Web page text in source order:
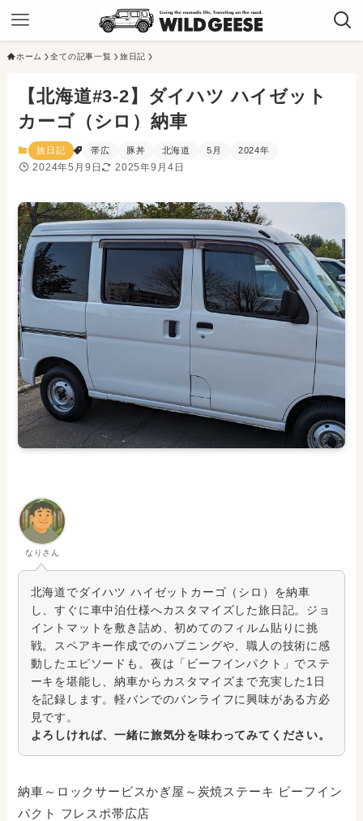
ホーム 全ての記事一覧 旅日記
【北海道#3-2】ダイハツ ハイゼット
カーゴ（シロ）納車
旅日記 帯広 豚丼 北海道 5月 2024年
2024年5月9日 2025年9月4日
なりさん
北海道でダイハツ ハイゼットカーゴ（シロ）を納車
し、すぐに車中泊仕様へカスタマイズした旅日記。ジョ
イントマットを敷き詰め、初めてのフィルム貼りに挑
戦。スペアキー作成でのハプニングや、職人の技術に感
動したエピソードも。夜は「ビーフインパクト」でステ
ーキを堪能し、納車からカスタマイズまで充実した1日
を記録します。軽バンでのバンライフに興味がある方必
見です。
よろしければ、一緒に旅気分を味わってみてください。
納車～ロックサービスかぎ屋～炭焼ステーキ ビーフイン
パクト フレスポ帯広店